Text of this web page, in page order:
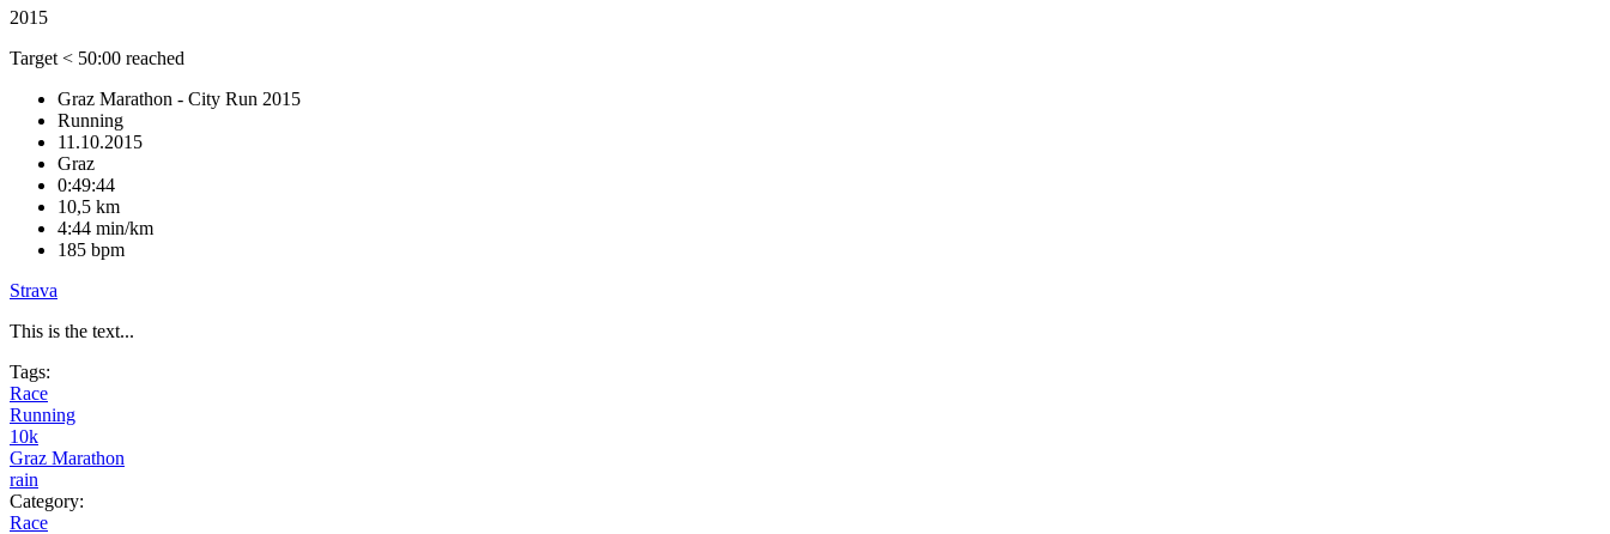
2015
Target < 50:00 reached
Graz Marathon - City Run 2015
Running
11.10.2015
Graz
0:49:44
10,5 km
4:44 min/km
185 bpm
Strava
This is the text...
Tags:
Race
Running
10k
Graz Marathon
rain
Category:
Race